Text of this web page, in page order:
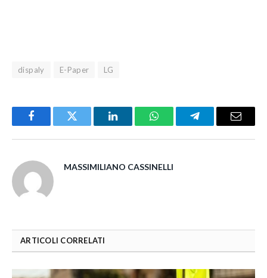
dispaly E-Paper LG
FacebookTwitter LinkedInWhatsAppTelegramEmail
MASSIMILIANO CASSINELLI
ARTICOLI CORRELATI